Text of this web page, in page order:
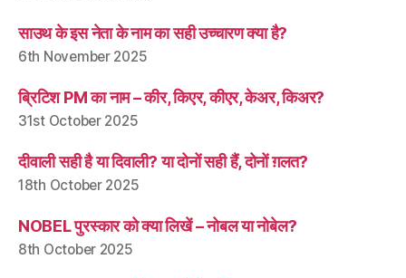
साउथ के इस नेता के नाम का सही उच्चारण क्या है?
6th November 2025
ब्रिटिश PM का नाम – कीर, किएर, कीएर, केअर, किअर?
31st October 2025
दीवाली सही है या दिवाली? या दोनों सही हैं, दोनों ग़लत?
18th October 2025
NOBEL पुरस्कार को क्या लिखें – नोबल या नोबेल?
8th October 2025